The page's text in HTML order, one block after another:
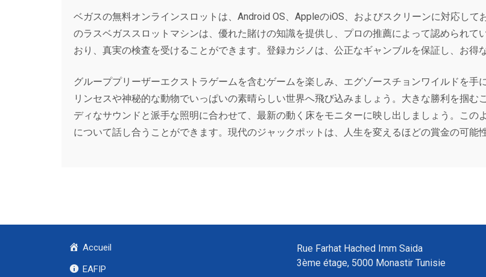
ベガスの無料オンラインスロットは、Android OS、AppleのiOS、およびスクリーンに対応し
のラスベガススロットマシンは、優れた賭けの知識を提供し、プロの推薦によって認められて
おり、真実の検査を受けることができます。登録カジノは、公正なギャンブルを保証し、お得
グループプリーザーエクストラゲームを含むゲームを楽しみ、エグゾースチョンワイルドを手
リンセスや神秘的な動物でいっぱいの素晴らしい世界へ飛び込みましょう。大きな勝利を掴
ディなサウンドと派手な照明に合わせて、最新の動く床をモニターに映し出しましょう。こ
について話し合うことができます。現代のジャックポットは、人生を変えるほどの賞金の可能
Accueil
EAFIP
Rue Farhat Hached Imm Saida
3ème étage, 5000 Monastir Tunisie